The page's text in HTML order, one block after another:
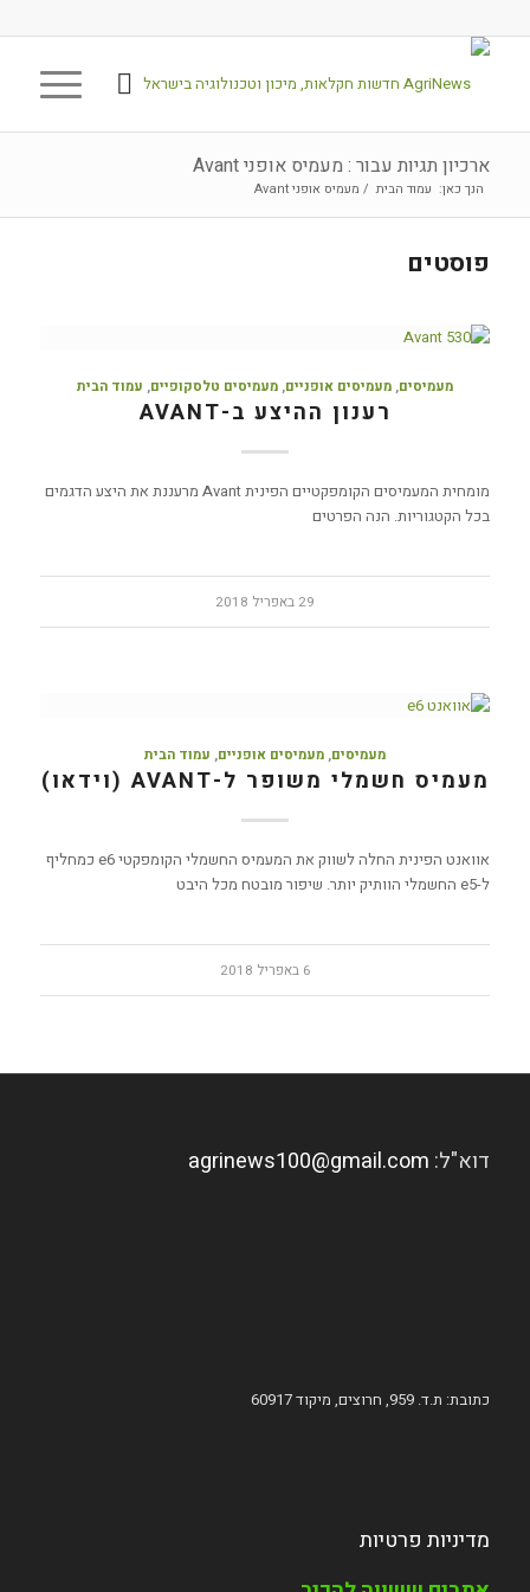
ארכיון תגיות עבור : מעמיס אופני Avant
הנך כאן: עמוד הבית / מעמיס אופני Avant
פוסטים
מעמיסים, מעמיסים אופניים, מעמיסים טלסקופיים, עמוד הבית
רענון ההיצע ב-AVANT
מומחית המעמיסים הקומפקטיים הפינית Avant מרעננת את היצע הדגמים
בכל הקטגוריות. הנה הפרטים
29 באפריל 2018
מעמיסים, מעמיסים אופניים, עמוד הבית
מעמיס חשמלי משופר ל-AVANT (וידאו)
אוואנט הפינית החלה לשווק את המעמיס החשמלי הקומפקטי e6 כמחליף
ל-e5 החשמלי הוותיק יותר. שיפור מובטח מכל היבט
6 באפריל 2018
דוא"ל: agrinews100@gmail.com
כתובת: ת.ד. 959, חרוצים, מיקוד 60917
מדיניות פרטיות